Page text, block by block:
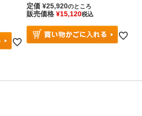
定価 ¥25,920のところ
販売価格 ¥15,120税込